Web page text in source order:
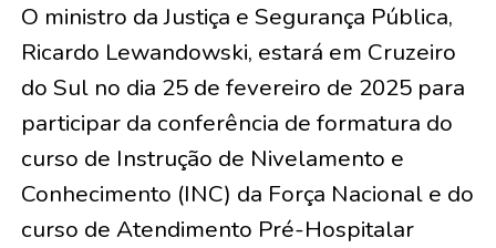
O ministro da Justiça e Segurança Pública,
Ricardo Lewandowski, estará em Cruzeiro
do Sul no dia 25 de fevereiro de 2025 para
participar da conferência de formatura do
curso de Instrução de Nivelamento e
Conhecimento (INC) da Força Nacional e do
curso de Atendimento Pré-Hospitalar